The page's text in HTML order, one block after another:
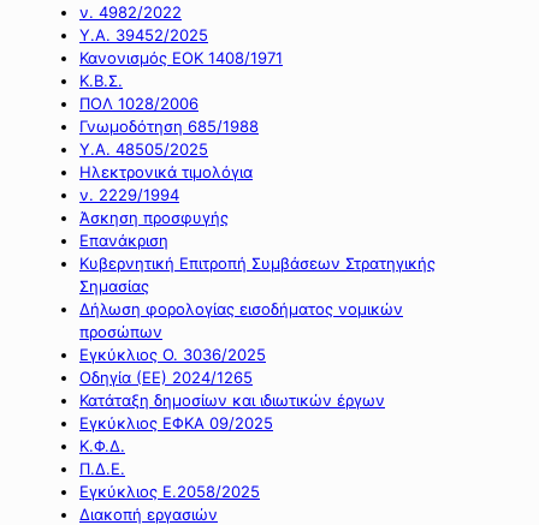
ν. 4982/2022
Υ.Α. 39452/2025
Κανονισμός ΕΟΚ 1408/1971
Κ.Β.Σ.
ΠΟΛ 1028/2006
Γνωμοδότηση 685/1988
Υ.Α. 48505/2025
Ηλεκτρονικά τιμολόγια
ν. 2229/1994
Άσκηση προσφυγής
Επανάκριση
Κυβερνητική Επιτροπή Συμβάσεων Στρατηγικής
Σημασίας
Δήλωση φορολογίας εισοδήματος νομικών
προσώπων
Εγκύκλιος Ο. 3036/2025
Οδηγία (ΕΕ) 2024/1265
Κατάταξη δημοσίων και ιδιωτικών έργων
Εγκύκλιος ΕΦΚΑ 09/2025
Κ.Φ.Δ.
Π.Δ.Ε.
Εγκύκλιος Ε.2058/2025
Διακοπή εργασιών